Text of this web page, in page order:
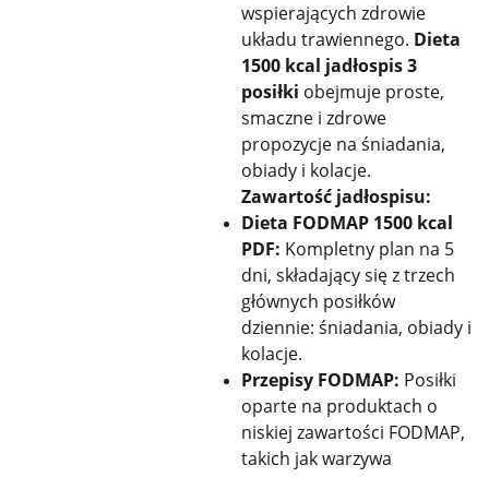
wspierających zdrowie
układu trawiennego. Dieta
1500 kcal jadłospis 3
posiłki obejmuje proste,
smaczne i zdrowe
propozycje na śniadania,
obiady i kolacje.
Zawartość jadłospisu:
Dieta FODMAP 1500 kcal
PDF: Kompletny plan na 5
dni, składający się z trzech
głównych posiłków
dziennie: śniadania, obiady i
kolacje.
Przepisy FODMAP: Posiłki
oparte na produktach o
niskiej zawartości FODMAP,
takich jak warzywa